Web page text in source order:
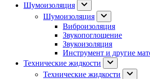
Шумоизоляция
Шумоизоляция
Виброизоляция
Звукопоглощение
Звукоизоляция
Инструмент и другие
Технические жидкости
Технические жидкости